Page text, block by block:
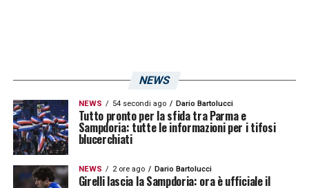
NEWS
NEWS 54 secondi ago Dario Bartolucci
Tutto pronto per la sfida tra Parma e
Sampdoria: tutte le informazioni per i tifosi
blucerchiati
NEWS 2 ore ago Dario Bartolucci
Girelli lascia la Sampdoria: ora è ufficiale il